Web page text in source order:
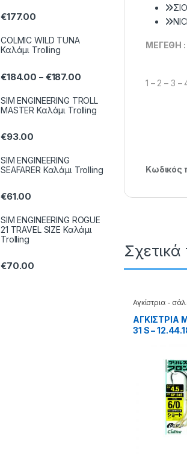
ΜΕΓΕΘΗ :
1 – 2 – 3 –
Κωδικός
Σχετικά
Αγκίστρια -
Jigging
ΑΓΚΙΣΤΡΙΑ
31 S –
€177.00
COLMIC WILD TUNA
Καλάμι Trolling
€184.00 – €187.00
SIM ENGINEERING TROLL
MASTER Καλάμι Trolling
€93.00
SIM ENGINEERING
SEAFARER Καλάμι Trolling
€61.00
SIM ENGINEERING ROGUE
21 TRAVEL SIZE Καλάμι
Trolling
€70.00